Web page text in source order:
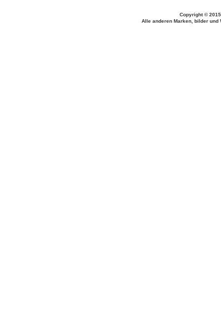
Copyright ©
Alle anderen Marken, bilder und